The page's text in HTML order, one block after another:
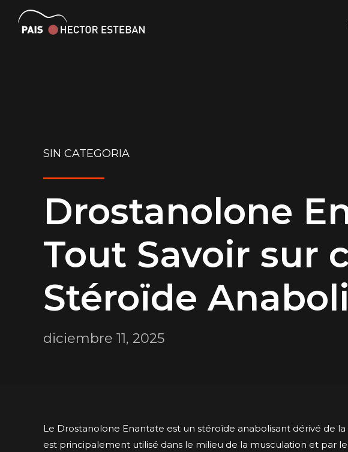
SIN CATEGORIA
Drostanolone
Tout Savoir sur
Stéroïde
diciembre 11, 2025
Le Drostanolone Enantate est un stéroïde anabolisant dérivé de
est principalement utilisé dans le milieu de la musculation et par